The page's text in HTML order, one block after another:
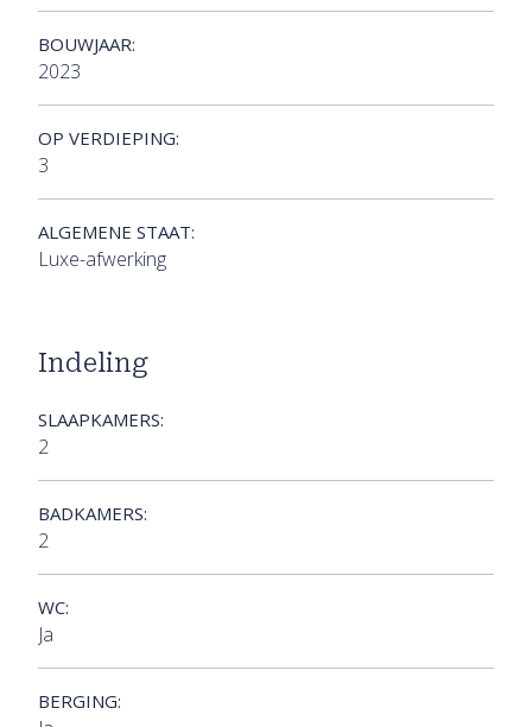
BOUWJAAR:
2023
OP VERDIEPING:
3
ALGEMENE STAAT:
Luxe-afwerking
Indeling
SLAAPKAMERS:
2
BADKAMERS:
2
WC:
Ja
BERGING: